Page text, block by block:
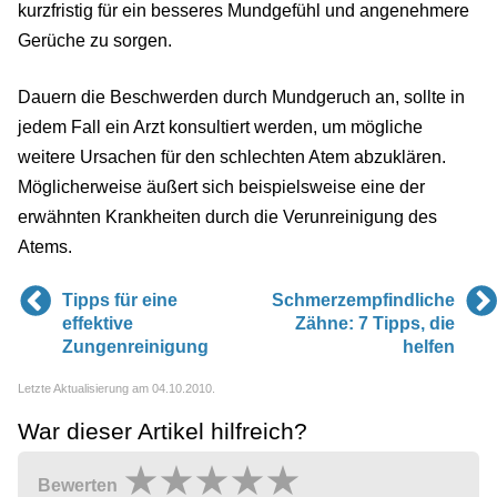
kurzfristig für ein besseres Mundgefühl und angenehmere
Gerüche zu sorgen.
Dauern die Beschwerden durch Mundgeruch an, sollte in
jedem Fall ein Arzt konsultiert werden, um mögliche
weitere Ursachen für den schlechten Atem abzuklären.
Möglicherweise äußert sich beispielsweise eine der
erwähnten Krankheiten durch die Verunreinigung des
Atems.
Tipps für eine
effektive
Zungenreinigung
Schmerzempfindliche
Zähne: 7 Tipps, die
helfen
Letzte Aktualisierung am 04.10.2010.
War dieser Artikel hilfreich?
Bewerten